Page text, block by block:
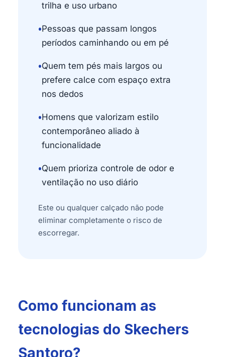
trilha e uso urbano
•Pessoas que passam longos
períodos caminhando ou em pé
•Quem tem pés mais largos ou
prefere calce com espaço extra
nos dedos
•Homens que valorizam estilo
contemporâneo aliado à
funcionalidade
•Quem prioriza controle de odor e
ventilação no uso diário
Este ou qualquer calçado não pode
eliminar completamente o risco de
escorregar.
Como funcionam as
tecnologias do Skechers
Santoro?